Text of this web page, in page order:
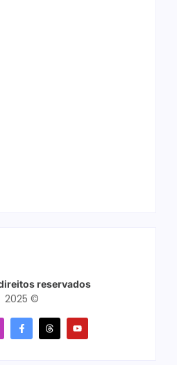
reservados
2025 ©